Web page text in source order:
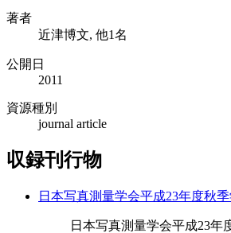
著者
近津博文, 他1名
公開日
2011
資源種別
journal article
収録刊行物
日本写真測量学会平成23年度秋
日本写真測量学会平成23年